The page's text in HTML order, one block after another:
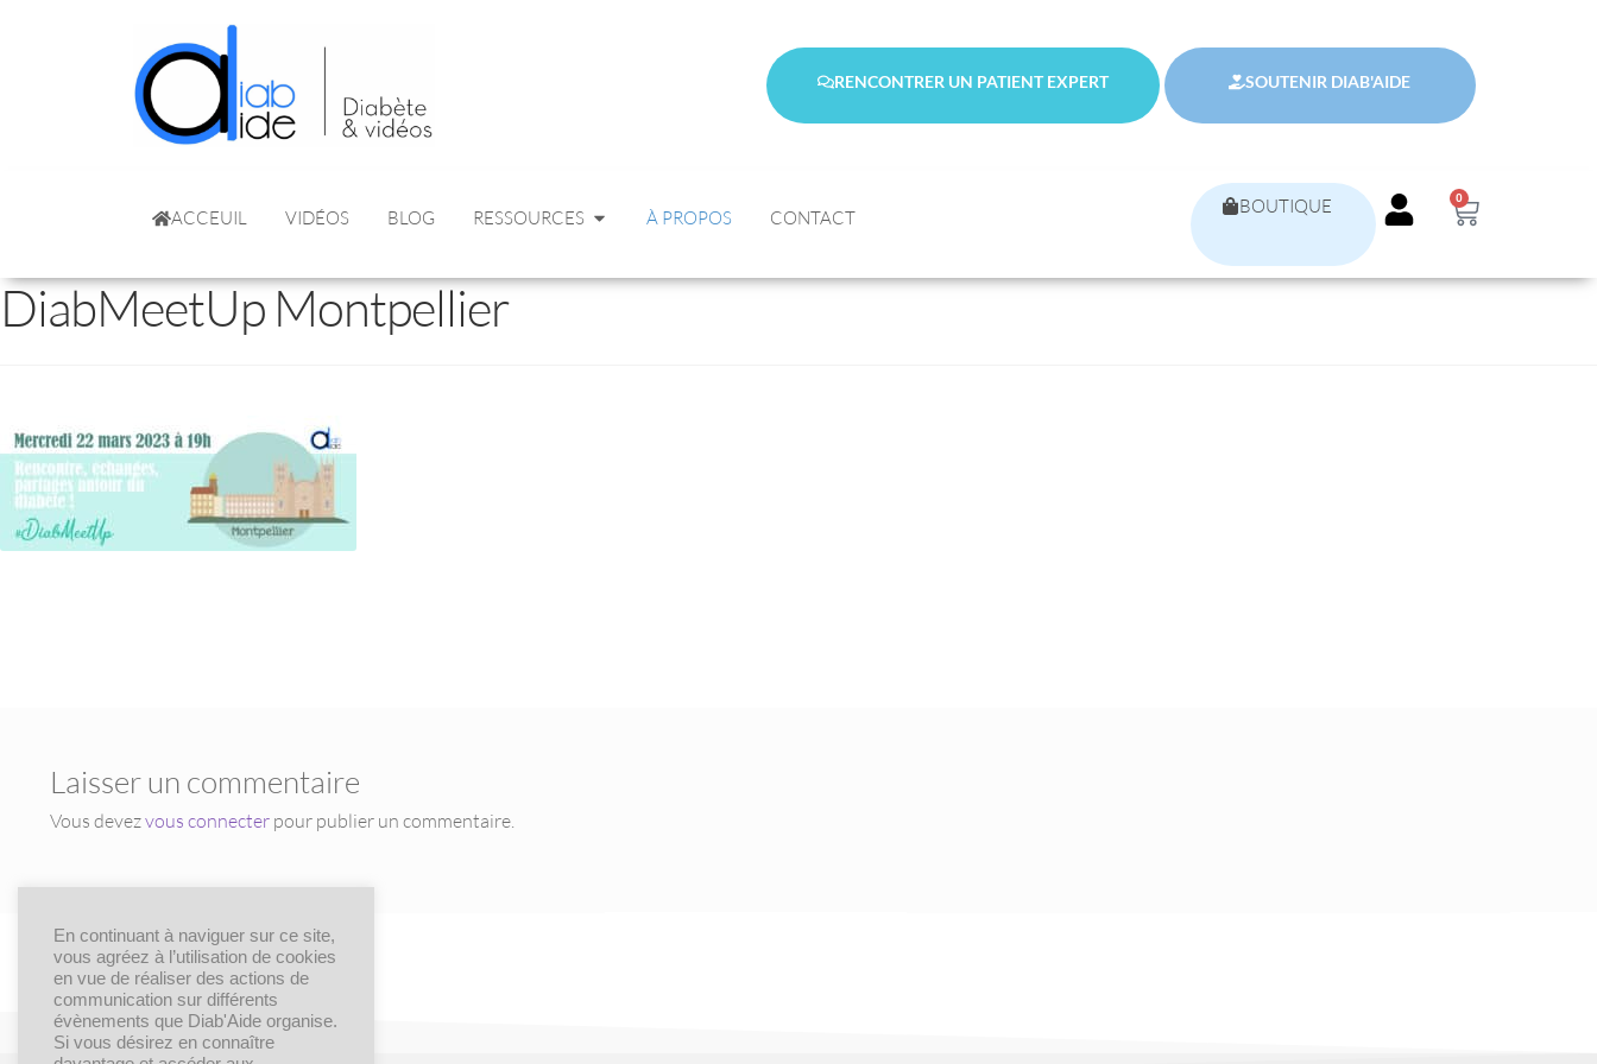
RENCONTRER UN PATIENT EXPERT SOUTENIR DIAB'AIDE
ACCEUIL VIDÉOS BLOG RESSOURCES À PROPOS CONTACT BOUTIQUE 0
DiabMeetUp Montpellier
Laisser un commentaire
Vous devezvous connecterpour publier un commentaire.
En continuant à naviguer sur ce site,
vous agréez à l’utilisation de cookies
en vue de réaliser des actions de
communication sur différents
évènements que Diab'Aide organise.
Si vous désirez en connaître